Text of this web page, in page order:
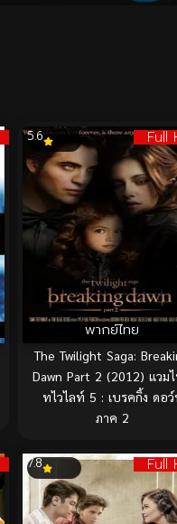
Full
พากย์ไทย
5.6
The Twilight Saga:
Dawn Part 2 (2012) แวม
ทไวไลท์ 5 : เบรคกิ้ง ดอ
ภาค 2
Full
7.8